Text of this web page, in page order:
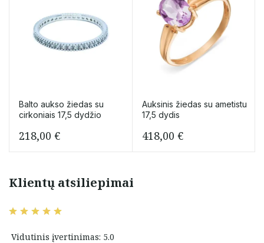
Balto aukso žiedas su
cirkoniais 17,5 dydžio
218,00 €
Auksinis žiedas su ametistu
17,5 dydis
418,00 €
Klientų atsiliepimai
Vidutinis įvertinimas: 5.0